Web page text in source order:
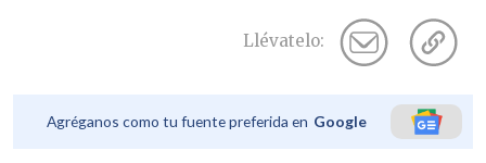
Llévatelo:
Agréganos como tu fuente preferida en Google